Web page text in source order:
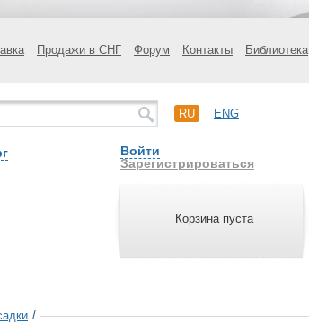
Продажи в СНГ Форум Контакты Библиотека
RU ENG
Войти
Зарегистрироваться
Корзина пуста
/